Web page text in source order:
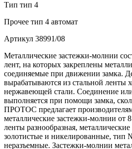
Тип тип 4
Прочее тип 4 автомат
Артикул 38991/08
Металлические застежки-молнии
лент, на которых закреплены
соединяемые при движении замка.
вырабатываются из стальной ленты
нержавеющей стали. Соединение
выполняется при помощи замка,
ПРОТОС предлагает
металлические застежки-молнии от
ленты разнообразная,
золотистые и никелированные, тип
неразъемные. Застежки-молнии